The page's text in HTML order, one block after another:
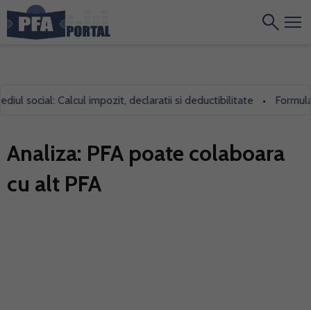
social: Calcul impozit, declaratii si deductibilitate •
Analiza: PFA poate colaboara
cu alt PFA